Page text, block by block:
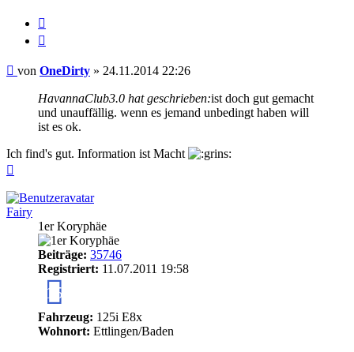
Beitrag
von OneDirty » 24.11.2014 22:26
HavannaClub3.0 hat geschrieben:ist doch gut gemacht
und unauffällig. wenn es jemand unbedingt haben will
ist es ok.
Ich find's gut. Information ist Macht
Fairy
1er Koryphäe
Beiträge: 35746
Registriert: 11.07.2011 19:58
15
Fahrzeug: 125i E8x
Wohnort: Ettlingen/Baden